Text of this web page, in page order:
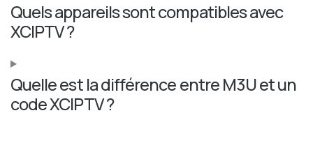
Quels appareils sont compatibles avec
XCIPTV ?
Quelle est la différence entre M3U et un
code XCIPTV ?